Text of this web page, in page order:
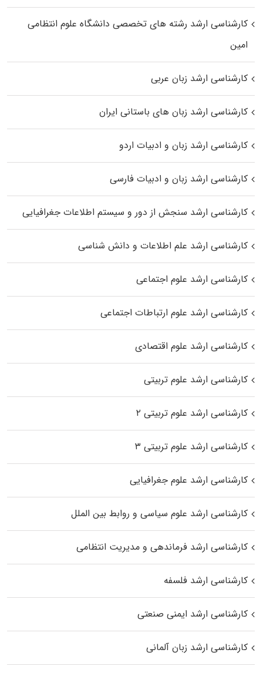
کارشناسی ارشد رﺷﺘﻪ ﻫﺎی تخصصی داﻧﺸﮕﺎه ﻋﻠﻮم انتظامی
اﻣﻴﻦ
کارشناسی ارشد زبان عربی
کارشناسی ارشد زبان‌ های باستانی ایران
کارشناسی ارشد زبان و ادبیات اردو
کارشناسی ارشد زبان و ادبیات فارسی
کارشناسی ارشد سنجش از دور و سیستم اطلاعات جغرافیایی
کارشناسی ارشد علم اطلاعات و دانش شناسی
کارشناسی ارشد علوم اجتماعی
کارشناسی ارشد علوم ارتباطات اجتماعی
کارشناسی ارشد علوم اقتصادی
کارشناسی ارشد علوم تربیتی
کارشناسی ارشد علوم تربیتی ۲
کارشناسی ارشد علوم تربیتی ۳
کارشناسی ارشد علوم جغرافیایی
کارشناسی ارشد علوم سیاسی و روابط بین الملل
کارشناسی ارشد فرماندهی و مدیریت انتظامی
کارشناسی ارشد فلسفه
کارشناسی ارشد ایمنی صنعتی
کارشناسی ارشد زبان آلمانی